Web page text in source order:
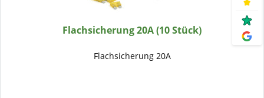
Flachsicherung 20A (10 Stück)
Flachsicherung 20A